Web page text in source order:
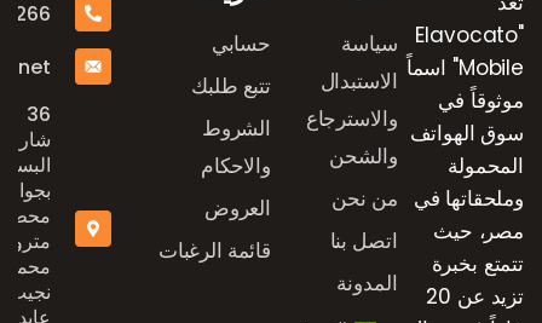
"Elavocato
Mobile" اسماً
موثوقاً في
سوق الهواتف
المحمولة
وملحقاتها في
مصر، حيث
تتمتع بخبرة
تزيد عن 20
سياسة
الاستبدال
والاسترجاع
والشحن
من نحن
اتصل بنا
المدونة
حسابي
تتبع طلبك
الشروط
والاحكام
العروض
قائمة الرغبات
36
شارع
بجوار
محطة
مترو
محمد
نجيب،